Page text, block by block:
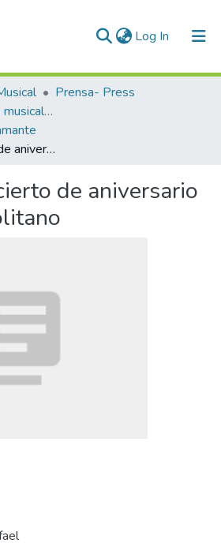
Log In (current)
Prensa- Press
Críticos y cronistas musicales
Exitoso concierto de aniversario del Metropolitano
de aniversario